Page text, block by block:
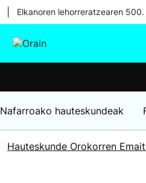
Elkanoren lehorreratzearen
Nafarroako hauteskundeak
Hauteskunde Orokorren